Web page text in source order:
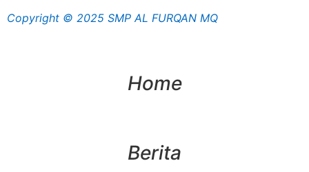
Copyright © 2025 SMP AL FURQAN MQ
Home
Berita